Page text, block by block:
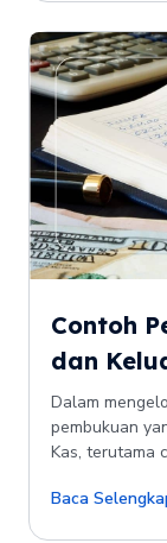
Contoh
dan
Dalam
pembukuan
Kas, terutama
Baca